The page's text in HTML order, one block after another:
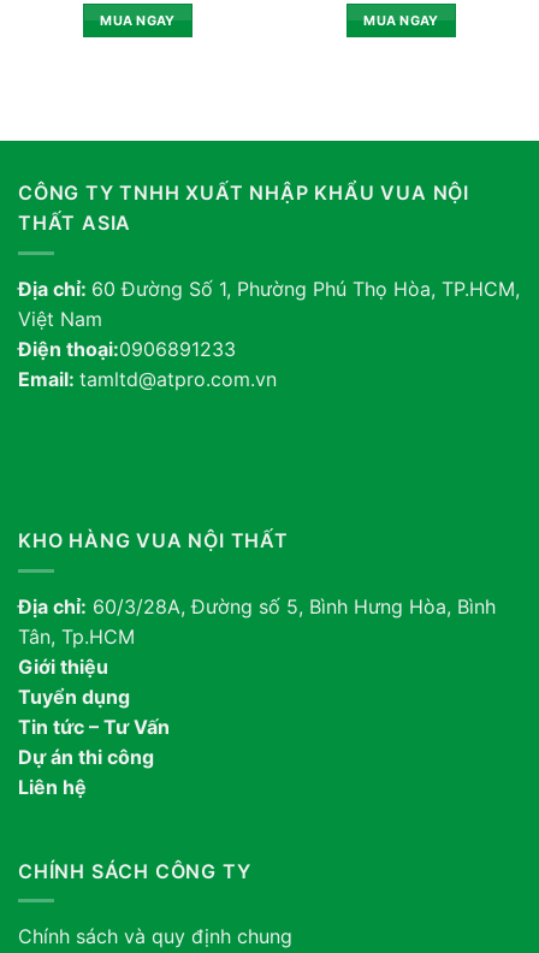
MUA NGAY MUA NGAY
CÔNG TY TNHH XUẤT NHẬP KHẨU VUA NỘI
THẤT ASIA
Địa chỉ: 60 Đường Số 1, Phường Phú Thọ Hòa, TP.HCM,
Việt Nam
Điện thoại:0906891233
Email: tamltd@atpro.com.vn
KHO HÀNG VUA NỘI THẤT
Địa chỉ: 60/3/28A, Đường số 5, Bình Hưng Hòa, Bình
Tân, Tp.HCM
Giới thiệu
Tuyển dụng
Tin tức – Tư Vấn
Dự án thi công
CHÍNH SÁCH CÔNG TY